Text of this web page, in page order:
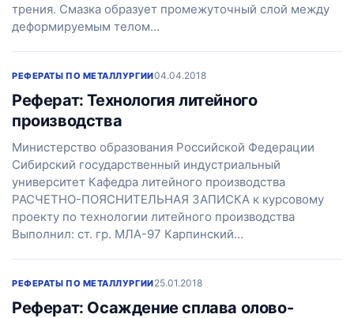
трения. Смазка образует промежуточный слой между
деформируемым телом…
РЕФЕРАТЫ ПО МЕТАЛЛУРГИИ04.04.2018
Реферат: Технология литейного
производства
Министерство образования Российской Федерации
Сибирский государственный индустриальный
университет Кафедра литейного производства
РАСЧЕТНО-ПОЯСНИТЕЛЬНАЯ ЗАПИСКА к курсовому
проекту по технологии литейного производства
Выполнил: ст. гр. МЛА-97 Карпинский…
РЕФЕРАТЫ ПО МЕТАЛЛУРГИИ25.01.2018
Реферат: Осаждение сплава олово-